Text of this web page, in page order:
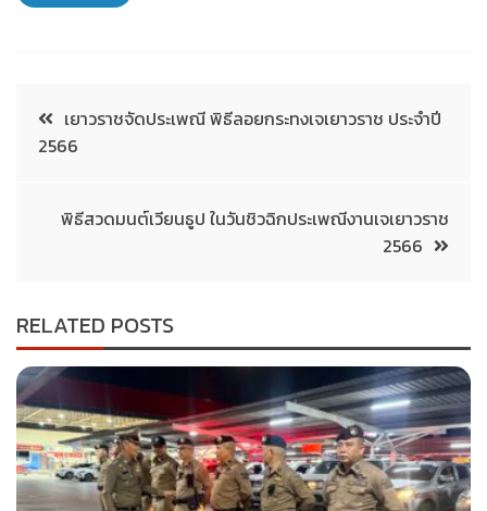
เยาวราชจัดประเพณี พิธีลอยกระทงเจเยาวราช ประจำปี
2566
พิธีสวดมนต์เวียนธูป ในวันชิวฉิกประเพณีงานเจเยาวราช
2566
RELATED POSTS